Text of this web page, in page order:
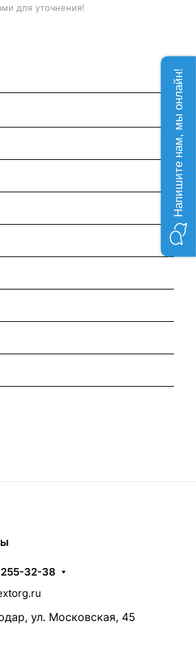
для уточнения!
32-38
ул. Московская, 45
Напишите нам, мы онлайн!